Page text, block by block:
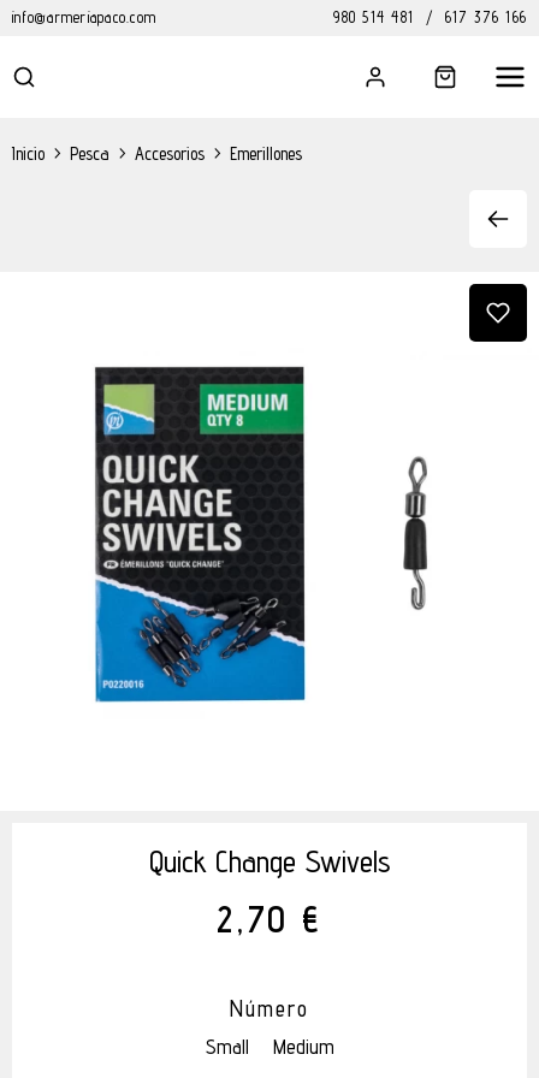
info@armeriapaco.com 980 514 481 / 617 376 166
Inicio > Pesca > Accesorios > Emerillones
Quick Change Swivels
2,70 €
Número
Small Medium